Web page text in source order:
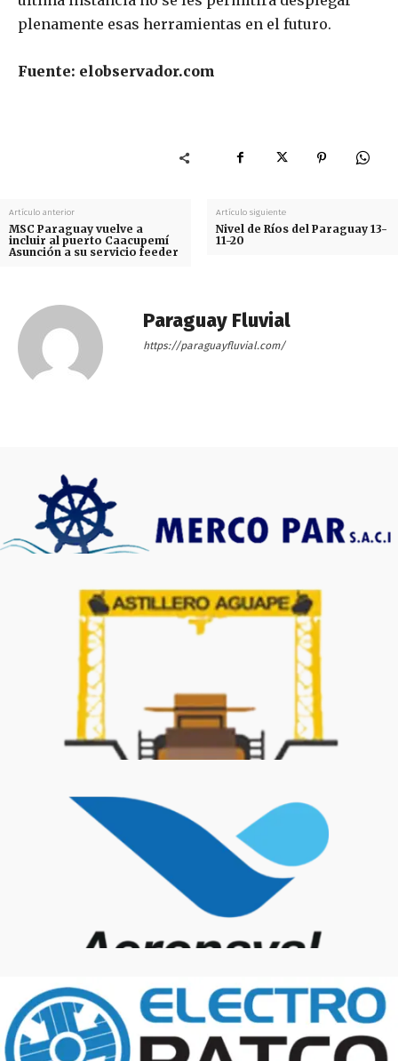
plenamente esas herramientas en el futuro.
Fuente: elobservador.com
Artículo anterior
MSC Paraguay vuelve a
incluir al puerto Caacupemí
Asunción a su servicio feeder
Artículo siguiente
Nivel de Ríos del Paraguay 13-
11-20
Paraguay Fluvial
https://paraguayfluvial.com/